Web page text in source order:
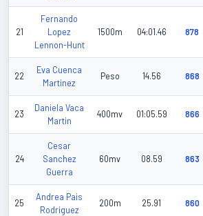
21
Fernando
Lopez
Lennon-Hunt
1500m 04:01.46 878
22
Eva Cuenca
Martinez
Peso 14.56 868
23
Daniela Vaca
Martin
400mv 01:05.59 866
24
Cesar
Sanchez
Guerra
60mv 08.59 863
25
Andrea Pais
Rodriguez
200m 25.91 860